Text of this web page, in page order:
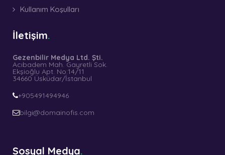
Kullanım Koşulları
İletişim
Gezenbilir Medya Ltd. Şti.
Acıbadem Mah. Gayretli Sok.
Ekşioğlu Apt. No:14/11
34660 Üsküdar/İstanbul
+905491494946
bilgi@domainofis.com
Sosyal Medya